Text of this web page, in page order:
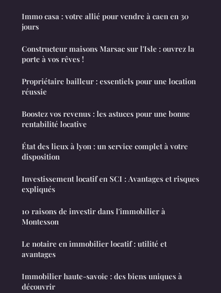
Immo casa : votre allié pour vendre à caen en 30
jours
Constructeur maisons Marsac sur l'Isle : ouvrez la
porte à vos rêves !
Propriétaire bailleur : essentiels pour une location
réussie
Boostez vos revenus : les astuces pour une bonne
rentabilité locative
État des lieux à lyon : un service complet à votre
disposition
Investissement locatif en SCI : Avantages et risques
expliqués
10 raisons de investir dans l'immobilier à
Montesson
Le notaire en immobilier locatif : utilité et
avantages
Immobilier haute-savoie : des biens uniques à
découvrir